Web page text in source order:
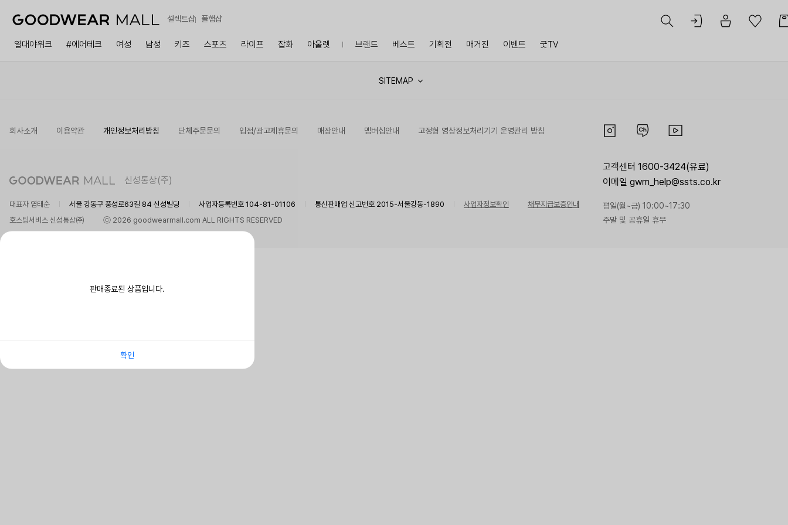
셀렉트샵 폴햄샵
열대야위크 #에어테크 여성 남성 키즈 스포츠 라이프 잡화 아울렛 브랜드 베스트 기획전 매거진 이벤트 굿TV
판매종료된 상품입니다.
확인
SITEMAP
회사소개 이용약관 개인정보처리방침 단체주문문의 입점/광고제휴문의 매장안내 멤버십안내 고정형 영상정보처리기기 운영관리 방침
신성통상(주)
대표자 염태순 서울 강동구 풍성로63길 84 신성빌딩 사업자등록번호 104-81-01106 통신판매업 신고번호 2015-서울강동-1890 사업자정보확인
채무지급보증안내
호스팅서비스 신성통상㈜
ⓒ 2026 goodwearmall.com ALL RIGHTS RESERVED
고객센터 1600-3424(유료)
이메일 gwm_help@ssts.co.kr
평일(월~금) 10:00~17:30
주말 및 공휴일 휴무